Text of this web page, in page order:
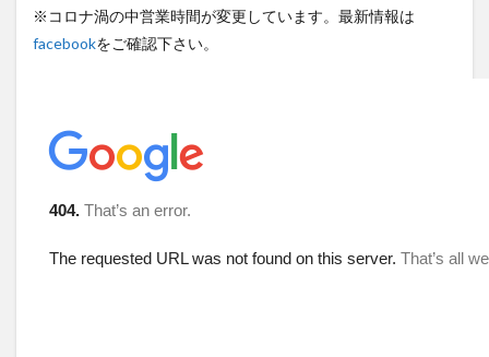
※コロナ渦の中営業時間が変更しています。最新情報は
facebookをご確認下さい。